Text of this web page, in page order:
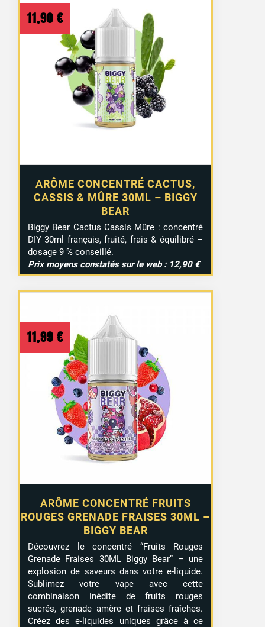
ARÔME CONCENTRÉ CACTUS,
CASSIS & MÛRE 30ML – BIGGY
BEAR
11,90 €
Biggy Bear Cactus Cassis Mûre : concentré
DIY 30ml français, fruité, frais & équilibré –
dosage 9 % conseillé.
Prix moyens constatés sur le web : 12,90 €
ARÔME CONCENTRÉ FRUITS
ROUGES GRENADE FRAISES 30ML –
BIGGY BEAR
11,99 €
Découvrez le concentré “Fruits Rouges
Grenade Fraises 30ML Biggy Bear” – une
explosion de saveurs dans votre e-liquide.
Sublimez votre vape avec cette
combinaison inédite de fruits rouges
sucrés, grenade amère et fraises fraîches.
Créez des e-liquides uniques grâce à ce